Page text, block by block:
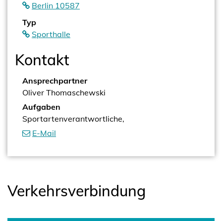
Berlin 10587
Typ
Sporthalle
Kontakt
Ansprechpartner
Oliver Thomaschewski
Aufgaben
Sportartenverantwortliche,
E-Mail
Verkehrsverbindung